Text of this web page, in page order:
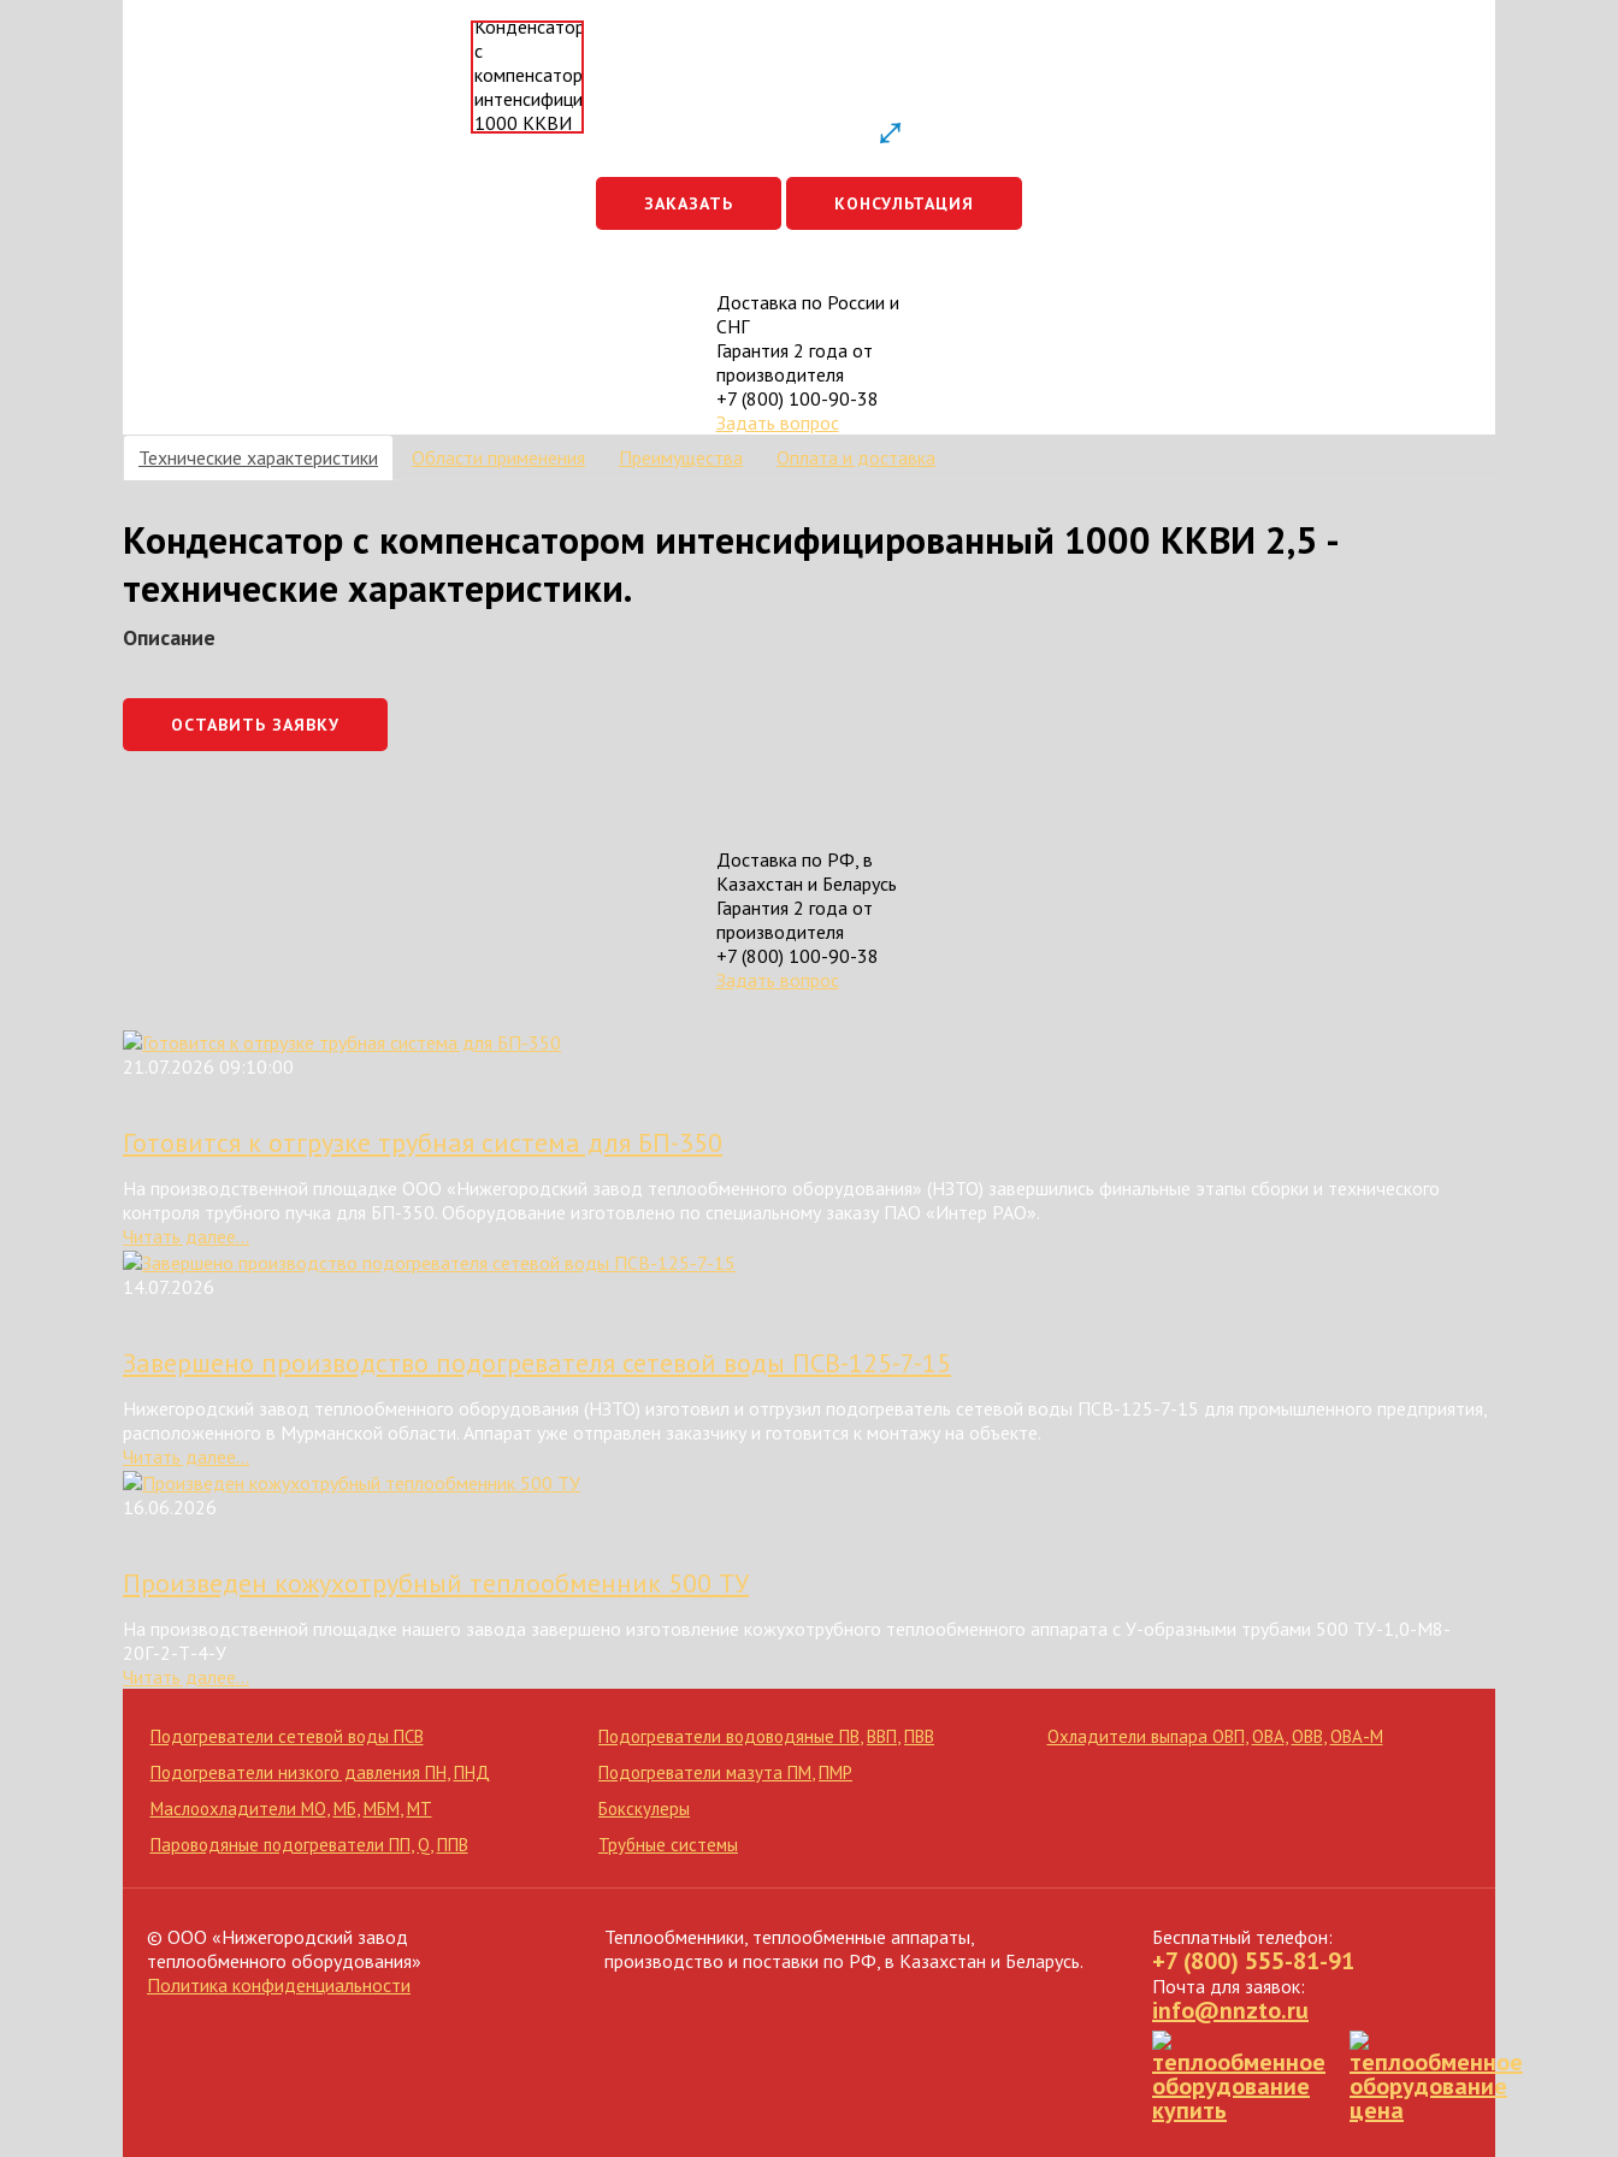
ЗАКАЗАТЬ КОНСУЛЬТАЦИЯ
Доставка по России и
СНГ
Гарантия 2 года от
производителя
+7 (800) 100-90-38
Задать вопрос
Технические характеристики
Области применения Преимущества Оплата и доставка
Конденсатор с компенсатором интенсифицированный 1000 ККВИ 2,5 -
технические характеристики.
Описание
ОСТАВИТЬ ЗАЯВКУ
Доставка по РФ, в
Казахстан и Беларусь
Гарантия 2 года от
производителя
+7 (800) 100-90-38
Задать вопрос
21.07.2026 09:10:00
Готовится к отгрузке трубная система для БП-350
На производственной площадке ООО «Нижегородский завод теплообменного оборудования» (НЗТО) завершились финальные этапы сборки и технического
контроля трубного пучка для БП-350. Оборудование изготовлено по специальному заказу ПАО «Интер РАО».
Читать далее...
14.07.2026
Завершено производство подогревателя сетевой воды ПСВ-125-7-15
Нижегородский завод теплообменного оборудования (НЗТО) изготовил и отгрузил подогреватель сетевой воды ПСВ-125-7-15 для промышленного предприятия,
расположенного в Мурманской области. Аппарат уже отправлен заказчику и готовится к монтажу на объекте.
Читать далее...
16.06.2026
Произведен кожухотрубный теплообменник 500 ТУ
На производственной площадке нашего завода завершено изготовление кожухотрубного теплообменного аппарата с У-образными трубами 500 ТУ-1,0-М8-
20Г-2-Т-4-У
Читать далее...
Подогреватели сетевой воды ПСВ
Подогреватели низкого давления ПН,ПНД
Маслоохладители МО,МБ,МБМ,МТ
Пароводяные подогреватели ПП,Q,ППВ
Подогреватели водоводяные ПВ,ВВП,ПВВ
Подогреватели мазута ПМ,ПМР
Бокскулеры
Трубные системы
Охладители выпара ОВП,ОВА,ОВВ,ОВА-М
© ООО «Нижегородский завод
теплообменного оборудования»
Политика конфиденциальности
Теплообменники, теплообменные аппараты,
производство и поставки по РФ, в Казахстан и Беларусь.
Бесплатный телефон:
+7 (800) 555-81-91
Почта для заявок:
info@nnzto.ru